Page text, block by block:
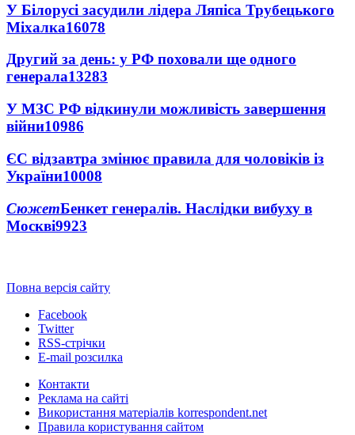
У Білорусі засудили лідера Ляпіса Трубецького
Міхалка16078
Другий за день: у РФ поховали ще одного
генерала13283
У МЗС РФ відкинули можливість завершення
війни10986
ЄС відзавтра змінює правила для чоловіків із
України10008
СюжетБенкет генералів. Наслідки вибуху в
Москві9923
Повна версія сайту
Facebook
Twitter
RSS-стрічки
E-mail розсилка
Контакти
Реклама на сайті
Використання матеріалів korrespondent.net
Правила користування сайтом